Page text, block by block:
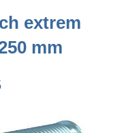
extrem
mm